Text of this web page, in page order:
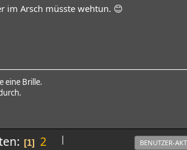
im Arsch müsste wehtun. 😊
eine Brille.
|
1 2 BENUTZER-